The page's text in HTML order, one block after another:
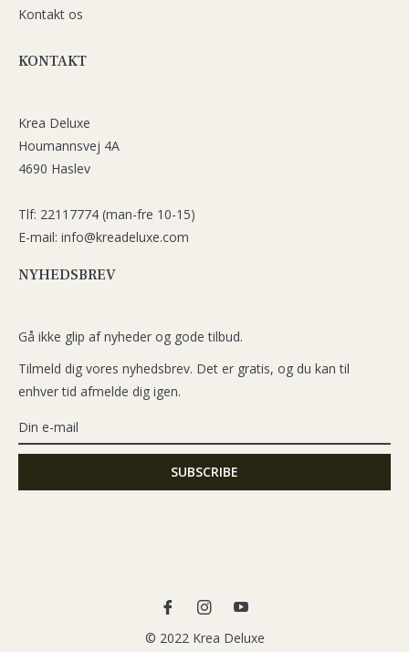
Kontakt os
KONTAKT
Krea Deluxe
Houmannsvej 4A
4690 Haslev
Tlf: 22117774 (man-fre 10-15)
E-mail: info@kreadeluxe.com
NYHEDSBREV
Gå ikke glip af nyheder og gode tilbud.
Tilmeld dig vores nyhedsbrev. Det er gratis, og du kan til
enhver tid afmelde dig igen.
Ins
You
© 2022 Krea Deluxe